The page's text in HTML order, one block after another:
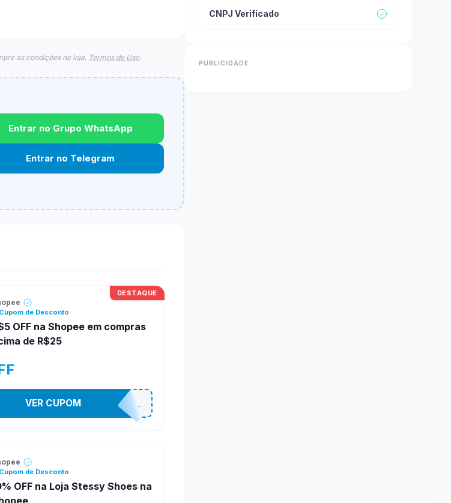
total do carrinho, não foram
cupom.
as condições na loja. Termos de Uso.
Entrar no Grupo WhatsApp
Entrar no Telegram
DESTAQUE
Cupom de Desconto
OFF na Shopee em compras
de R$25
PR0M0710N4L
VER CUPOM
Cupom de Desconto
OFF na Loja Stessy Shoes na
CNPJ Verificado
PUBLICIDADE